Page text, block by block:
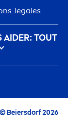
legales
AIDER: TOUT
nous
de soin,
Beiersdorf 2026